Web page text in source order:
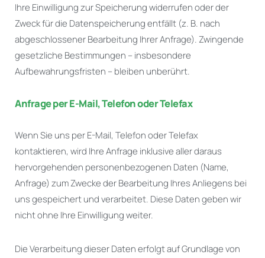
Ihre Einwilligung zur Speicherung widerrufen oder der
Zweck für die Datenspeicherung entfällt (z. B. nach
abgeschlossener Bearbeitung Ihrer Anfrage). Zwingende
gesetzliche Bestimmungen – insbesondere
Aufbewahrungsfristen – bleiben unberührt.
Anfrage per E-Mail, Telefon oder Telefax
Wenn Sie uns per E-Mail, Telefon oder Telefax
kontaktieren, wird Ihre Anfrage inklusive aller daraus
hervorgehenden personenbezogenen Daten (Name,
Anfrage) zum Zwecke der Bearbeitung Ihres Anliegens bei
uns gespeichert und verarbeitet. Diese Daten geben wir
nicht ohne Ihre Einwilligung weiter.
Die Verarbeitung dieser Daten erfolgt auf Grundlage von